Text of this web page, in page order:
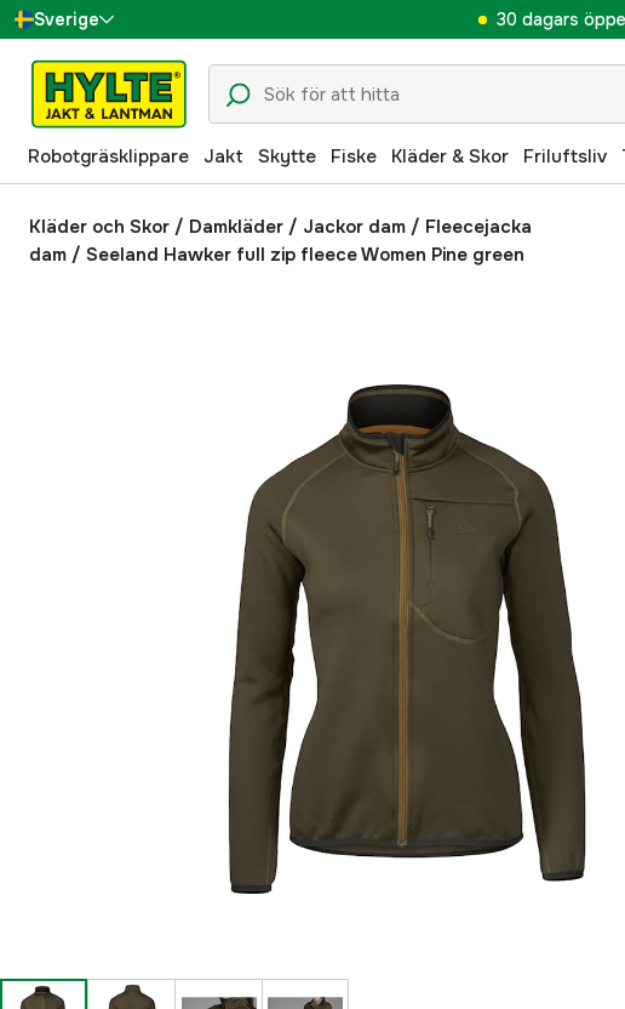
Sverige
Danmark
Suomi
Norge
Deutschland
30 dagars
Robotgräsklippare Jakt Skytte Fiske Kläder & Skor Friluftsliv
Kläder och Skor / Damkläder / Jackor dam / Fleecejacka
dam / Seeland Hawker full zip fleece Women Pine green